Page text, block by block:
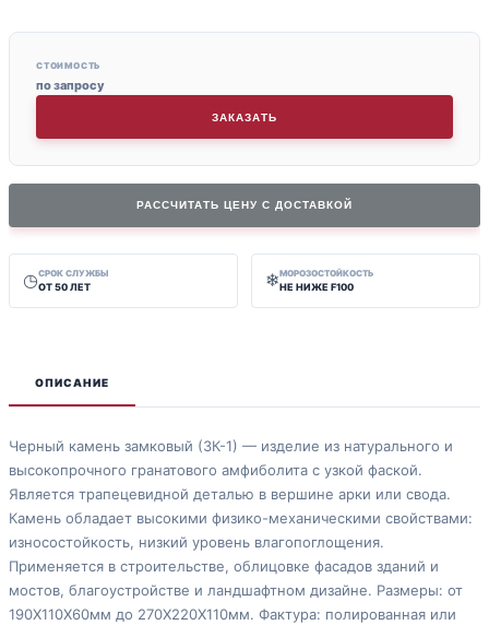
СТОИМОСТЬ
по запросу
ЗАКАЗАТЬ
РАССЧИТАТЬ ЦЕНУ С ДОСТАВКОЙ
◷СРОК СЛУЖБЫ
ОТ 50 ЛЕТ ❄МОРОЗОСТОЙКОСТЬ
НЕ НИЖЕ F100
ОПИСАНИЕ
Черный камень замковый (ЗК-1) — изделие из натурального и
высокопрочного гранатового амфиболита с узкой фаской.
Является трапецевидной деталью в вершине арки или свода.
Камень обладает высокими физико-механическими свойствами:
износостойкость, низкий уровень влагопоглощения.
Применяется в строительстве, облицовке фасадов зданий и
мостов, благоустройстве и ландшафтном дизайне. Размеры: от
190Х110Х60мм до 270Х220Х110мм. Фактура: полированная или